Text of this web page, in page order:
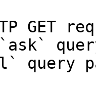
GET
query